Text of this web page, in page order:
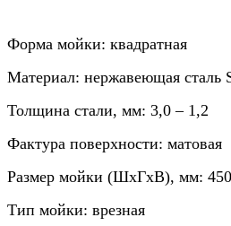
Форма мойки: квадратная
Материал: нержавеющая сталь
Толщина стали, мм: 3,0 – 1,2
Фактура поверхности: матовая
Размер мойки (ШхГхВ), мм:
Тип мойки: врезная